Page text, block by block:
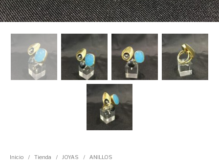
Inicio / Tienda / JOYAS / ANILLOS